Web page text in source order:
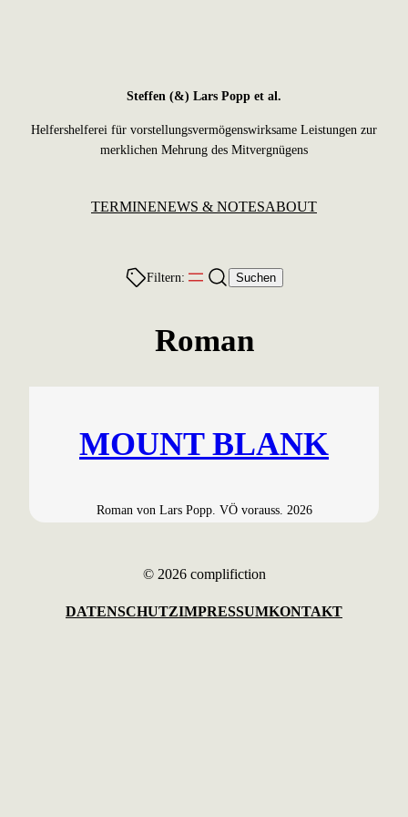
Steffen (&) Lars Popp et al.
Helfershelferei für vorstellungsvermögenswirksame Leistungen zur
merklichen Mehrung des Mitvergnügens
TERMINENEWS & NOTESABOUT
Filtern: Suchen
Roman
MOUNT BLANK
Roman von Lars Popp. VÖ vorauss. 2026
© 2026 complifiction
DATENSCHUTZIMPRESSUMKONTAKT